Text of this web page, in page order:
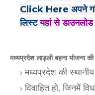
Click Here अपने
लिस्टयहां से डाउनलोड
मध्यप्रदेश लाड़ली बहना योजना की
मध्यप्रदेश की स्थानीय
विवाहित हो, जिनमें